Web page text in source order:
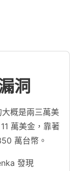
洞
概是兩三萬美
萬美金，靠著
萬台幣。
發現